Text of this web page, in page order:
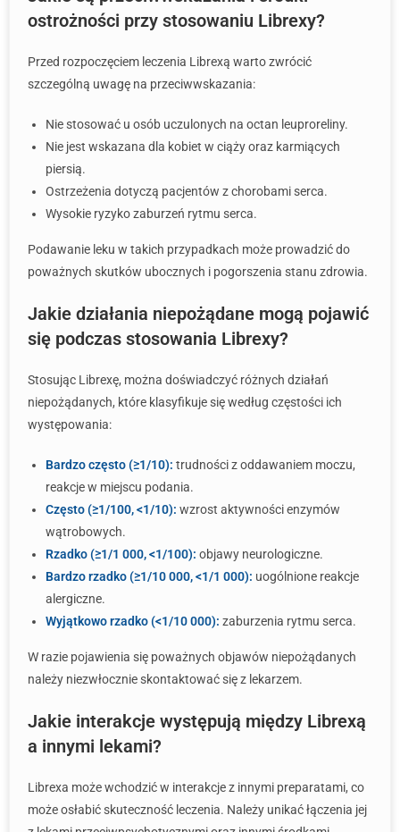
ostrożności przy stosowaniu Librexy?
Przed rozpoczęciem leczenia Librexą warto zwrócić
szczególną uwagę na przeciwwskazania:
Nie stosować u osób uczulonych na octan leuproreliny.
Nie jest wskazana dla kobiet w ciąży oraz karmiących
piersią.
Ostrzeżenia dotyczą pacjentów z chorobami serca.
Wysokie ryzyko zaburzeń rytmu serca.
Podawanie leku w takich przypadkach może prowadzić do
poważnych skutków ubocznych i pogorszenia stanu zdrowia.
Jakie działania niepożądane mogą pojawić
się podczas stosowania Librexy?
Stosując Librexę, można doświadczyć różnych działań
niepożądanych, które klasyfikuje się według częstości ich
występowania:
Bardzo często (≥1/10): trudności z oddawaniem moczu,
reakcje w miejscu podania.
Często (≥1/100, <1/10): wzrost aktywności enzymów
wątrobowych.
Rzadko (≥1/1 000, <1/100): objawy neurologiczne.
Bardzo rzadko (≥1/10 000, <1/1 000): uogólnione reakcje
alergiczne.
Wyjątkowo rzadko (<1/10 000): zaburzenia rytmu serca.
W razie pojawienia się poważnych objawów niepożądanych
należy niezwłocznie skontaktować się z lekarzem.
Jakie interakcje występują między Librexą
a innymi lekami?
Librexa może wchodzić w interakcje z innymi preparatami, co
może osłabić skuteczność leczenia. Należy unikać łączenia jej